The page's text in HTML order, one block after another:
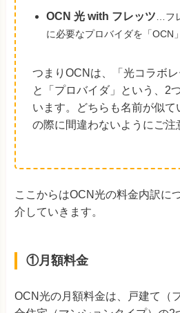
OCN 光 with フレッツ …フ
に必要なプロバイダを「OCN
つまりOCNは、「光コラボレ
と「プロバイダ」という、2
います。どちらも名前が似て
の際に間違わないようにご注
ここからはOCN光の料金内訳に
介していきます。
①月額料金
OCN光の月額料金は、戸建て（